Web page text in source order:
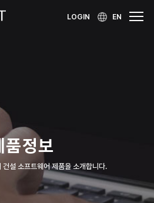
LOGIN EN
품정보
설 소프트웨어 제품을 소개합니다.